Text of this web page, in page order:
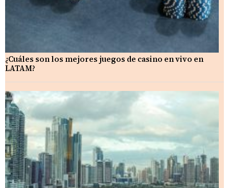
¿Cuáles son los mejores juegos de casino en vivo en
LATAM?